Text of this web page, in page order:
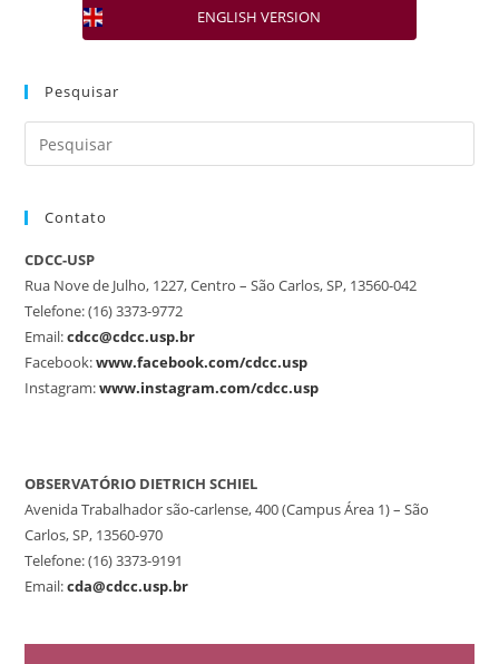
ENGLISH VERSION
Pesquisar
Contato
CDCC-USP
Rua Nove de Julho, 1227, Centro – São Carlos, SP, 13560-042
Telefone: (16) 3373-9772
Email:cdcc@cdcc.usp.br
Facebook:www.facebook.com/cdcc.usp
Instagram:www.instagram.com/cdcc.usp
OBSERVATÓRIO DIETRICH SCHIEL
Avenida Trabalhador são-carlense, 400 (Campus Área 1) – São
Carlos, SP, 13560-970
Telefone: (16) 3373-9191
Email:cda@cdcc.usp.br